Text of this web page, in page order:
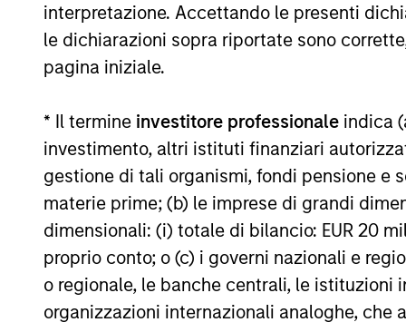
interpretazione. Accettando le presenti
le dichiarazioni sopra riportate sono
pagina iniziale.
* Il termine investitore professionale indica
investimento, altri istituti finanziari
gestione di tali organismi, fondi pensione e
materie prime; (b) le imprese di grandi
dimensionali: (i) totale di bilancio: EUR 20
proprio conto; o (c) i governi nazionali e
o regionale, le banche centrali, le istituzioni
organizzazioni internazionali analoghe, che
I dati di performance per i comparti con track record
inizio anno non sono annualizzati. Le performance di
obiettivi d’investimento, i rischi, le commissioni e le
Il ricorso alla leva aumenta i rischi: una variazione
Alcuni documenti disponibili in questo sito possono
in tutte le giurisdizioni e che i comparti non sono
Più alta è la categoria (1-7), maggiore è il potenziale di
rimanda al Documento contenente informazioni chiave
Il Morningstar Rating™,o “star rating” viene calcolato
chiusi e conti separati) con uno storico minimo di tre
viene calcolato sulla base di una misura del rendimento
ponendo maggior enfasi sulle variazioni al ribasso e
successivo 22,5% 4 stelle, al successivo 35% 3 stelle, al